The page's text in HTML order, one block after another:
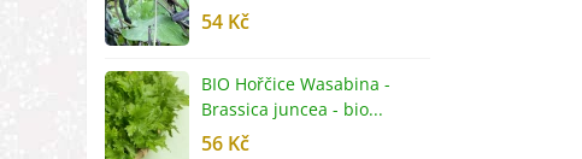
54 Kč
BIO Hořčice Wasabina -
Brassica juncea - bio...
56 Kč